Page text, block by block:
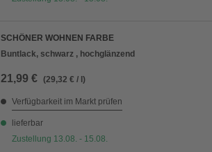
SCHÖNER WOHNEN FARBE
Buntlack, schwarz , hochglänzend
21,99 € (29,32 € / l)
Verfügbarkeit im Markt prüfen
lieferbar
Zustellung 13.08. - 15.08.